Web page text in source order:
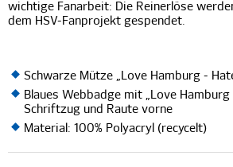
wichtige Fanarbeit: Die Reinerlöse
dem HSV-Fanprojekt gespendet.
Schwarze Mütze „Love Hamburg -
Blaues Webbadge mit „Love Hamburg
Schriftzug und Raute vorne
Material: 100% Polyacryl (recycelt)